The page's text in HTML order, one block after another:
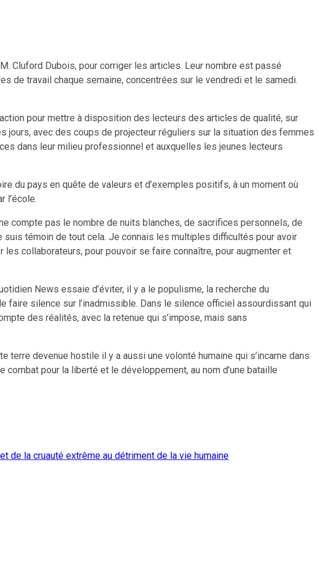
Cluford Dubois, pour corriger les articles. Leur nombre est passé
de travail chaque semaine, concentrées sur le vendredi et le samedi.
pour mettre à disposition des lecteurs des articles de qualité, sur
avec des coups de projecteur réguliers sur la situation des femmes
dans leur milieu professionnel et auxquelles les jeunes lecteurs
du pays en quête de valeurs et d’exemples positifs, à un moment où
l’école.
compte pas le nombre de nuits blanches, de sacrifices personnels, de
témoin de tout cela. Je connais les multiples difficultés pour avoir
collaborateurs, pour pouvoir se faire connaître, pour augmenter et
News essaie d’éviter, il y a le populisme, la recherche du
faire silence sur l’inadmissible. Dans le silence officiel assourdissant qui
des réalités, avec la retenue qui s’impose, mais sans
terre devenue hostile il y a aussi une volonté humaine qui s’incarne dans
pour la liberté et le développement, au nom d’une bataille
de la cruauté extrême au détriment de la vie humaine